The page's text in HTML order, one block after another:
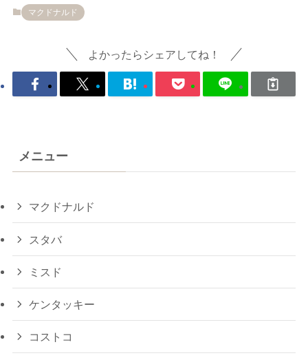
マクドナルド
よかったらシェアしてね！
メニュー
マクドナルド
スタバ
ミスド
ケンタッキー
コストコ